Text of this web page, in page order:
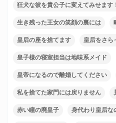
狂犬な彼を貴公子に変えてみせます！
生き残った王女の笑顔の裏には
皇后の座を捨てます 皇后をさら
皇子様の寝室担当は地味系メイド
皇帝になるので離婚してください
私を捨てた家門には戻りません
赤い瞳の廃皇子 身代わり皇后な